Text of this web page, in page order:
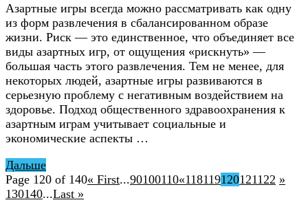
Азартные игры всегда можно рассматривать как одну
из форм развлечения в сбалансированном образе
жизни. Риск — это единственное, что объединяет все
виды азартных игр, от ощущения «рискнуть» —
большая часть этого развлечения. Тем не менее, для
некоторых людей, азартные игры развиваются в
серьезную проблему с негативным воздействием на
здоровье. Подход общественного здравоохранения к
азартным играм учитывает социальные и
экономические аспекты …
Дальше
Page 120 of 140« First...90100110«118119120121122 »
130140...Last »